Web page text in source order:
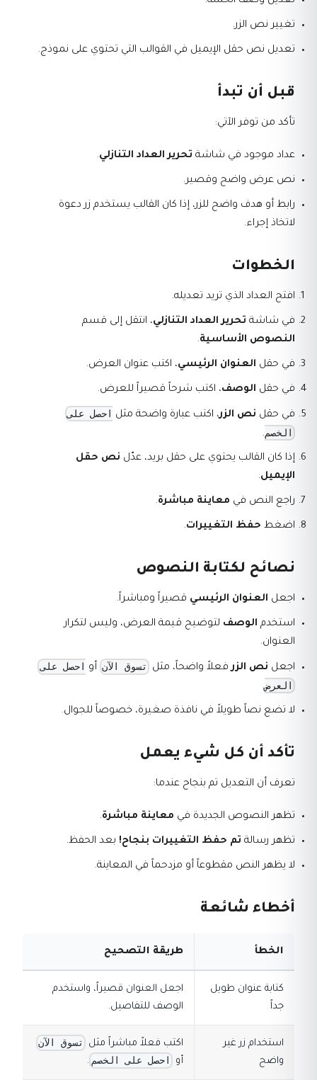
تغيير نص الزر.
تعديل نص حقل الإيميل في القوالب التي تحتوي على نموذج.
قبل أن تبدأ
تأكد من توفر الآتي:
عداد موجود في شاشة تحرير العداد التنازلي.
نص عرض واضح وقصير.
رابط أو هدف واضح للزر، إذا كان القالب يستخدم زر دعوة
لاتخاذ إجراء.
الخطوات
افتح العداد الذي تريد تعديله.
في شاشة تحرير العداد التنازلي، انتقل إلى قسم
النصوص الأساسية.
في حقل العنوان الرئيسي، اكتب عنوان العرض.
في حقل الوصف، اكتب شرحاً قصيراً للعرض.
في حقل نص الزر، اكتب عبارة واضحة مثل احصل على
الخصم.
إذا كان القالب يحتوي على حقل بريد، عدّل نص حقل
الإيميل.
راجع النص في معاينة مباشرة.
اضغط حفظ التغييرات.
نصائح لكتابة النصوص
اجعل العنوان الرئيسي قصيراً ومباشراً.
استخدم الوصف لتوضيح قيمة العرض، وليس لتكرار
العنوان.
اجعل نص الزرفعلاً واضحاً، مثل تسوق الآن أو احصل على
العرض.
لا تضع نصاً طويلاً في نافذة صغيرة، خصوصاً للجوال.
تأكد أن كل شيء يعمل
تعرف أن التعديل تم بنجاح عندما:
تظهر النصوص الجديدة في معاينة مباشرة.
تظهر رسالة تم حفظ التغييرات بنجاح! بعد الحفظ.
لا يظهر النص مقطوعاً أو مزدحماً في المعاينة.
أخطاء شائعة
الخطأ طريقة التصحيح
كتابة عنوان طويل
جداً
اجعل العنوان قصيراً، واستخدم
الوصف للتفاصيل.
استخدام زر غير
واضح
اكتب فعلاً مباشراً مثل تسوق الآن
أو احصل على الخصم .